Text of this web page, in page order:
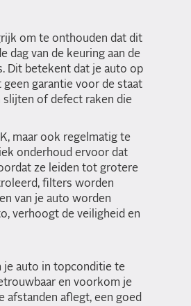
om te onthouden dat dit
dag van de keuring aan de
Dit betekent dat je auto op
garantie voor de staat
slijten of defect raken die
maar ook regelmatig te
onderhoud ervoor dat
ze leiden tot grotere
filters worden
van je auto worden
verhoogt de veiligheid en
je auto in topconditie te
en voorkom je
afstanden aflegt, een goed